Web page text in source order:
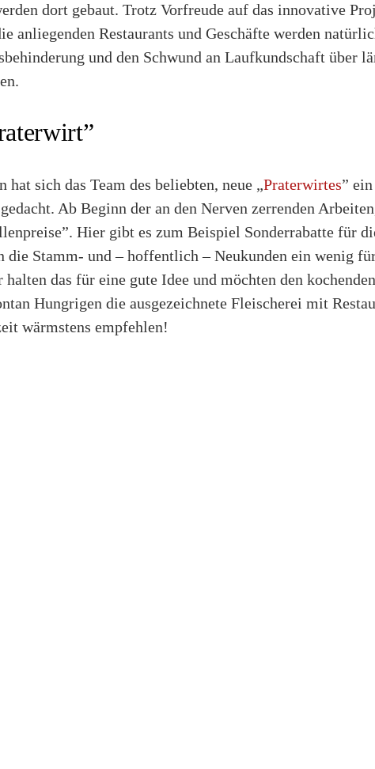
dort gebaut. Trotz Vorfreude auf das innovative
anliegenden Restaurants und Geschäfte werden
und den Schwund an Laufkundschaft über
sich das Team des beliebten, neue „Praterwirtes”
Ab Beginn der an den Nerven zerrenden
Hier gibt es zum Beispiel Sonderrabatte für
die Stamm- und – hoffentlich – Neukunden ein wenig
das für eine gute Idee und möchten den kochenden
Hungrigen die ausgezeichnete Fleischerei mit
wärmstens empfehlen!